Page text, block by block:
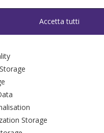
Accetta tutti
Storage